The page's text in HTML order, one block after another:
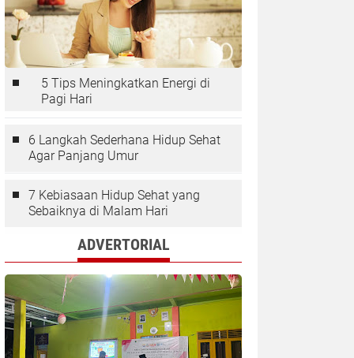
5 Tips Meningkatkan Energi di
Pagi Hari
6 Langkah Sederhana Hidup Sehat
Agar Panjang Umur
7 Kebiasaan Hidup Sehat yang
Sebaiknya di Malam Hari
ADVERTORIAL